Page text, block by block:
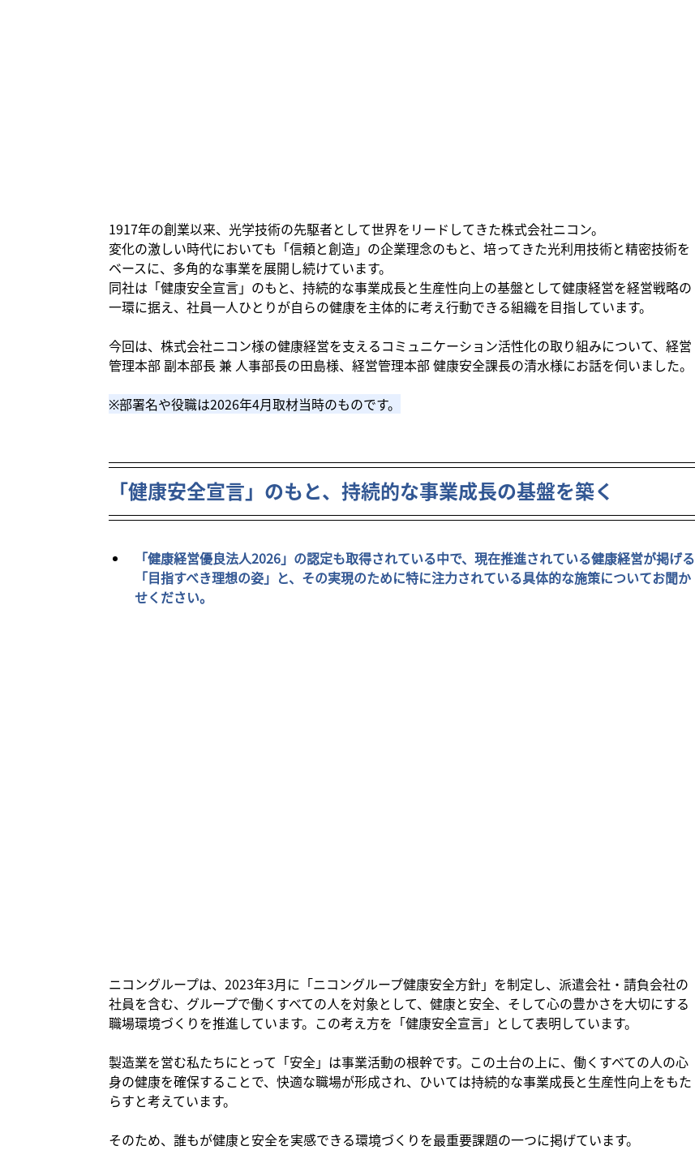
1917年の創業以来、光学技術の先駆者として世界をリードしてきた株式会社ニコン。
変化の激しい時代においても「信頼と創造」の企業理念のもと、培ってきた光利用技術と精密技術を
ベースに、多角的な事業を展開し続けています。
同社は「健康安全宣言」のもと、持続的な事業成長と生産性向上の基盤として健康経営を経営戦略の
一環に据え、社員一人ひとりが自らの健康を主体的に考え行動できる組織を目指しています。
今回は、株式会社ニコン様の健康経営を支えるコミュニケーション活性化の取り組みについて、経営
管理本部 副本部長 兼 人事部長の田島様、経営管理本部 健康安全課長の清水様にお話を伺いました。
※部署名や役職は2026年4月取材当時のものです。
「健康安全宣言」のもと、持続的な事業成長の基盤を築く
「健康経営優良法人2026」の認定も取得されている中で、現在推進されている健康経営が掲げる
「目指すべき理想の姿」と、その実現のために特に注力されている具体的な施策についてお聞か
せください。
ニコングループは、2023年3月に「ニコングループ健康安全方針」を制定し、派遣会社・請負会社の
社員を含む、グループで働くすべての人を対象として、健康と安全、そして心の豊かさを大切にする
職場環境づくりを推進しています。この考え方を「健康安全宣言」として表明しています。
製造業を営む私たちにとって「安全」は事業活動の根幹です。この土台の上に、働くすべての人の心
身の健康を確保することで、快適な職場が形成され、ひいては持続的な事業成長と生産性向上をもた
らすと考えています。
そのため、誰もが健康と安全を実感できる環境づくりを最重要課題の一つに掲げています。